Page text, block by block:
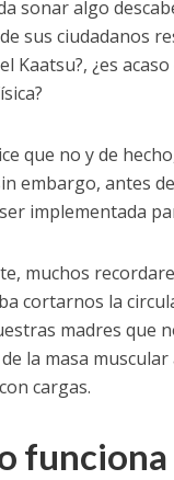
sonar algo
sus ciudadanos
Kaatsu?, ¿es
que no y de
embargo, antes
implementada
muchos
cortarnos la
madres que
la masa
cargas.